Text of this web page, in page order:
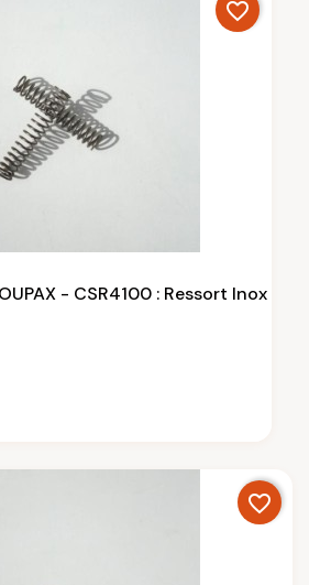
- CSR4100 : Ressort Inox
favorite_border
favorite_border